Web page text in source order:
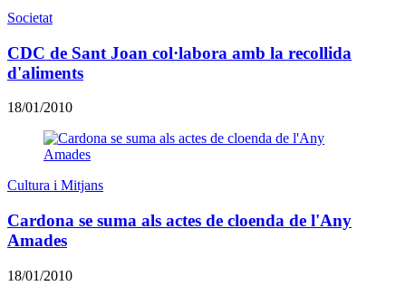
Societat
CDC de Sant Joan col·labora amb la recollida
d'aliments
18/01/2010
Cultura i Mitjans
Cardona se suma als actes de cloenda de l'Any
Amades
18/01/2010